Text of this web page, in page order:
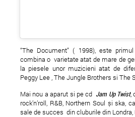
“The Document” ( 1998), este
combina o varietate atat de mare de
la piesele unor muzicieni atat de
Peggy Lee , The Jungle Brothers si The
Mai nou a aparut si pe cd Jam Up Twist,
rock’n’roll, R&B, Northern Soul și ska,
sale de succes din cluburile din Londra,